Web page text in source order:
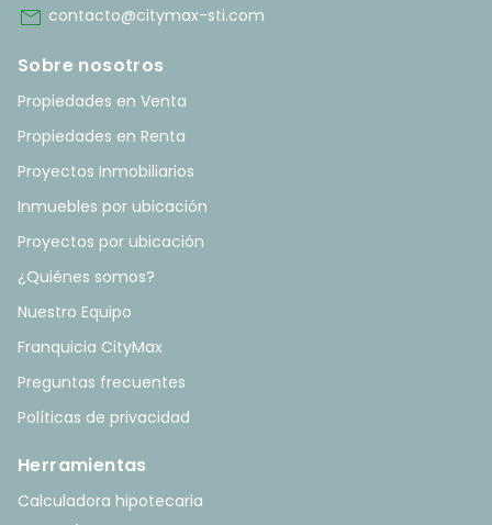
mail contacto@citymax-sti.com
Sobre nosotros
Propiedades en Venta
Propiedades en Renta
Proyectos Inmobiliarios
Inmuebles por ubicación
Proyectos por ubicación
¿Quiénes somos?
Nuestro Equipo
Franquicia CityMax
Preguntas frecuentes
Políticas de privacidad
Herramientas
Calculadora hipotecaria